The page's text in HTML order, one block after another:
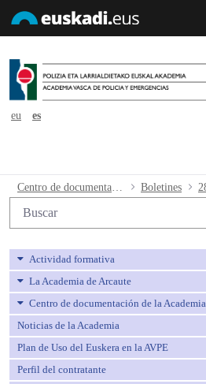
eu
es
287 uztaila-julio -Boletines
Búsqueda web
Actividad formativa
La Academia de Arcaute
Centro de documentación de la Academia
Noticias de la Academia
Plan de Uso del Euskera en la AVPE
Perfil del contratante